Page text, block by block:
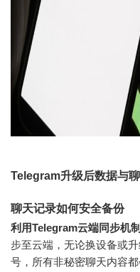
Telegram升级后数据与
聊天记录如何安全备份
利用Telegram云端同步机制
步至云端，无论换设备或
号，所有非秘密聊天内容